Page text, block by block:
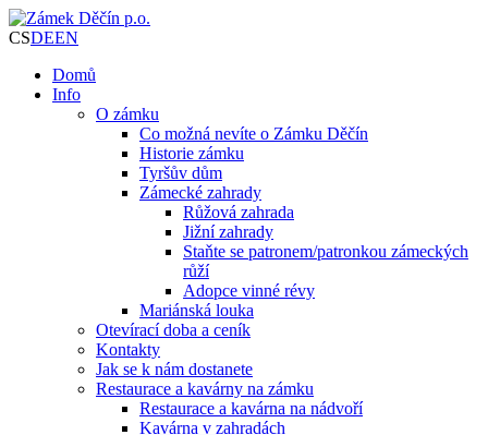
CSDEEN
Domů
Info
O zámku
Co možná nevíte o Zámku Děčín
Historie zámku
Tyršův dům
Zámecké zahrady
Růžová zahrada
Jižní zahrady
Staňte se patronem/patronkou zámeckých
růží
Adopce vinné révy
Mariánská louka
Otevírací doba a ceník
Kontakty
Jak se k nám dostanete
Restaurace a kavárny na zámku
Restaurace a kavárna na nádvoří
Kavárna v zahradách